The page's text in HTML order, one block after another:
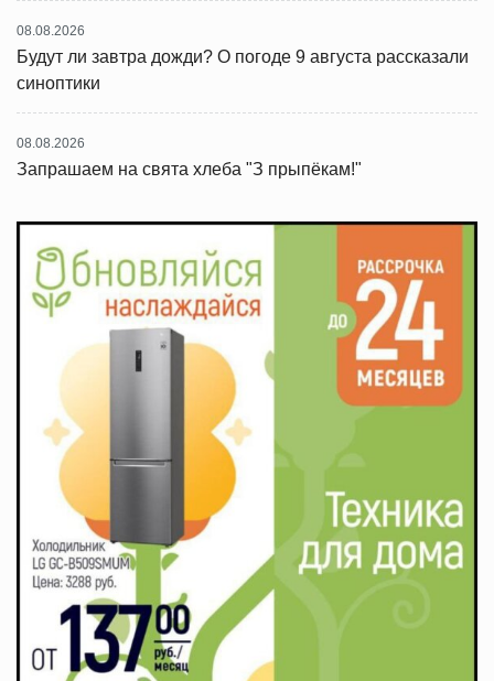
08.08.2026
Будут ли завтра дожди? О погоде 9 августа рассказали
синоптики
08.08.2026
Запрашаем на свята хлеба "З прыпёкам!"